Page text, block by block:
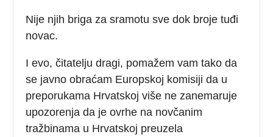
Nije njih briga za sramotu sve dok broje tuđi
novac.
I evo, čitatelju dragi, pomažem vam tako da
se javno obraćam Europskoj komisiji da u
preporukama Hrvatskoj više ne zanemaruje
upozorenja da je ovrhe na novčanim
tražbinama u Hrvatskoj preuzela